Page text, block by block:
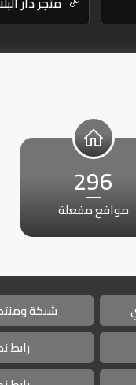
296
مواقع مفعلة
شبكة
رابط